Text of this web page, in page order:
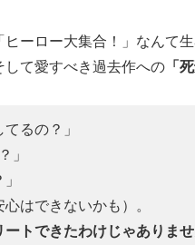
ーロー大集合！」なんて
して愛すべき過去作への 「
るの？」
」
はできないかも）。
トできたわけじゃありませ